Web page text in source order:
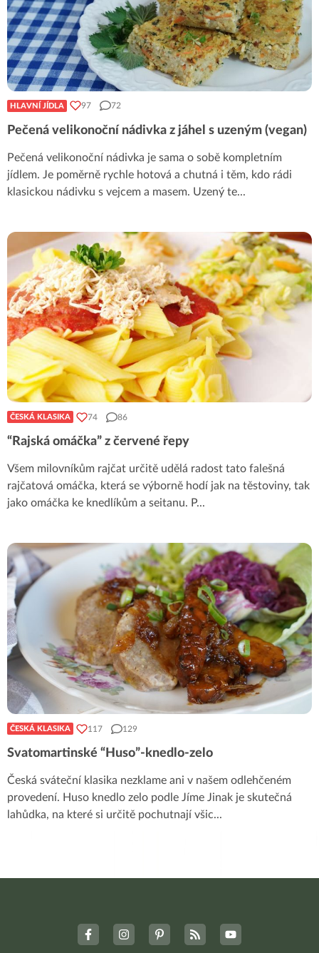
HLAVNÍ JÍDLA 97 72
Pečená velikonoční nádivka z jáhel s uzeným (vegan)
Pečená velikonoční nádivka je sama o sobě kompletním
jídlem. Je poměrně rychle hotová a chutná i těm, kdo rádi
klasickou nádivku s vejcem a masem. Uzený te...
ČESKÁ KLASIKA 74 86
“Rajská omáčka” z červené řepy
Všem milovníkům rajčat určitě udělá radost tato falešná
rajčatová omáčka, která se výborně hodí jak na těstoviny, tak
jako omáčka ke knedlíkům a seitanu. P...
ČESKÁ KLASIKA 117 129
Svatomartinské “Huso”-knedlo-zelo
Česká sváteční klasika nezklame ani v našem odlehčeném
provedení. Huso knedlo zelo podle Jíme Jinak je skutečná
lahůdka, na které si určitě pochutnají všic...